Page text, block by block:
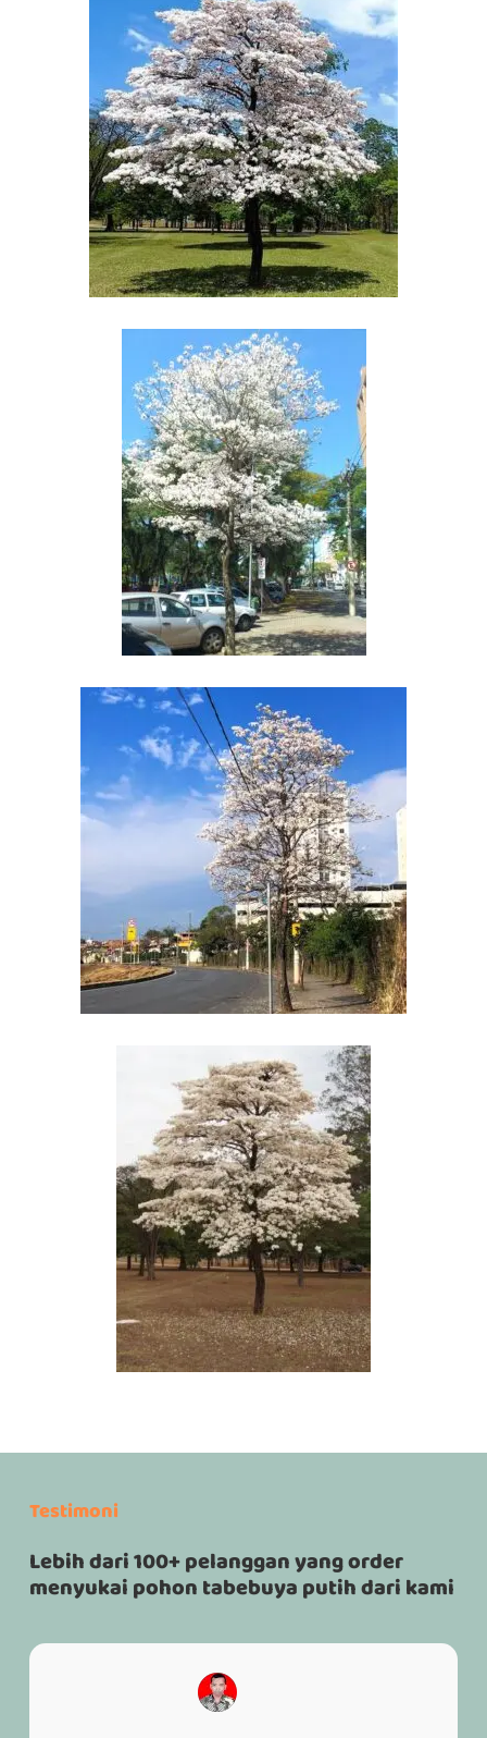
Testimoni
Lebih dari 100+ pelanggan yang order
menyukai pohon tabebuya putih dari kami